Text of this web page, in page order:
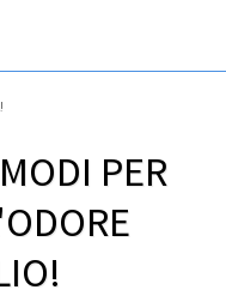
PER